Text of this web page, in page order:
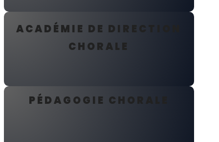
ACADÉMIE DE DIRECTION
CHORALE
PÉDAGOGIE CHORALE